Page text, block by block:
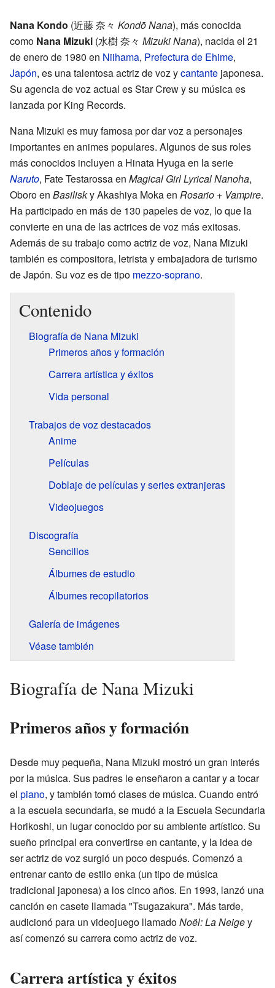
Nana Kondo (近藤 奈々 Kondō Nana), más conocida
como Nana Mizuki (水樹 奈々 Mizuki Nana), nacida el 21
de enero de 1980 en Niihama, Prefectura de Ehime,
Japón, es una talentosa actriz de voz ycantante japonesa.
Su agencia de voz actual es Star Crew y su música es
lanzada por King Records.
Nana Mizuki es muy famosa por dar voz a personajes
importantes en animes populares. Algunos de sus roles
más conocidos incluyen a Hinata Hyuga en la serie
Naruto, Fate Testarossa en Magical Girl Lyrical Nanoha,
Oboro en Basilisky Akashiya Moka en Rosario + Vampire.
Ha participado en más de 130 papeles de voz, lo que la
convierte en una de las actrices de voz más exitosas.
Además de su trabajo como actriz de voz, Nana Mizuki
también es compositora, letrista y embajadora de turismo
de Japón. Su voz es de tipo mezzo-soprano.
Contenido
Biografía de Nana Mizuki
Primeros años y formación
Carrera artística y éxitos
Vida personal
Trabajos de voz destacados
Anime
Películas
Doblaje de películas y series extranjeras
Videojuegos
Discografía
Sencillos
Álbumes de estudio
Álbumes recopilatorios
Galería de imágenes
Véase también
Biografía de Nana Mizuki
Primeros años y formación
Desde muy pequeña, Nana Mizuki mostró un gran interés
por la música. Sus padres le enseñaron a cantar y a tocar
el piano, y también tomó clases de música. Cuando entró
a la escuela secundaria, se mudó a la Escuela Secundaria
Horikoshi, un lugar conocido por su ambiente artístico. Su
sueño principal era convertirse en cantante, y la idea de
ser actriz de voz surgió un poco después. Comenzó a
entrenar canto de estilo enka (un tipo de música
tradicional japonesa) a los cinco años. En 1993, lanzó una
canción en casete llamada "Tsugazakura". Más tarde,
audicionó para un videojuego llamadoNoël: La Neigey
así comenzó su carrera como actriz de voz.
Carrera artística y éxitos